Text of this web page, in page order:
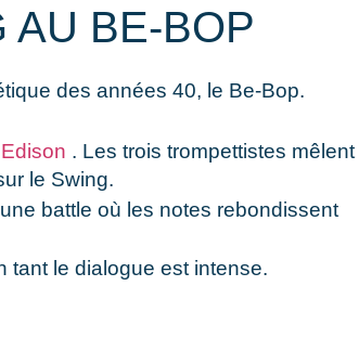
AU BE-BOP
des années 40, le Be-Bop.
. Les trois trompettistes mêlent
le Swing.
battle où les notes rebondissent
tant le dialogue est intense.